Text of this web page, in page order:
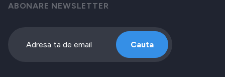
ABONARE NEWSLETTER
Cauta